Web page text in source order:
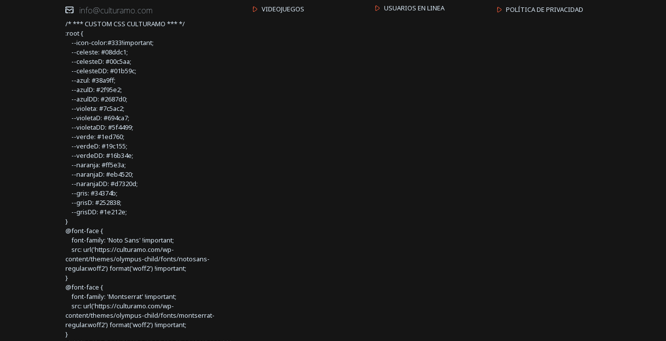
info@culturamo.com
/* *** CUSTOM CSS CULTURAMO *** */
:root {
--icon-color:#333!important;
--celeste: #08ddc1;
--celesteD: #00c5aa;
--celesteDD: #01b59c;
--azul: #38a9ff;
--azulD: #2f95e2;
--azulDD: #2687d0;
--violeta: #7c5ac2;
--violetaD: #694ca7;
--violetaDD: #5f4499;
--verde: #1ed760;
--verdeD: #19c155;
--verdeDD: #16b34e;
--naranja: #ff5e3a;
--naranjaD: #eb4520;
--naranjaDD: #d7320d;
--gris: #34374b;
--grisD: #252838;
--grisDD: #1e212e;
}
@font-face {
font-family: 'Noto Sans' !important;
src: url('https://culturamo.com/wp-
content/themes/olympus-child/fonts/notosans-
regular.woff2') format('woff2') !important;
}
@font-face {
font-family: 'Montserrat' !important;
src: url('https://culturamo.com/wp-
content/themes/olympus-child/fonts/montserrat-
regular.woff2') format('woff2') !important;
}
VIDEOJUEGOS
USUARIOS EN LINEA
POLÍTICA DE PRIVACIDAD